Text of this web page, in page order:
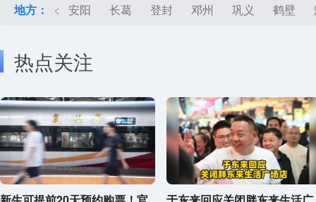
地方： < 安阳 长葛 登封 邓州 巩义 鹤壁
热点关注